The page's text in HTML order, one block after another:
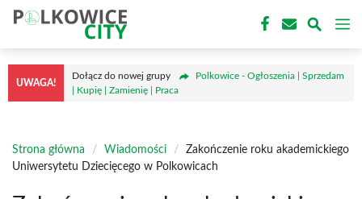
Przejdź
treści
UWAGA!
Dołącz do nowej grupy
Polkowice - Ogłoszenia | Sprzedam
| Kupię | Zamienię | Praca
Strona główna / Wiadomości /
Zakończenie roku akademickiego
Uniwersytetu Dziecięcego w Polkowicach